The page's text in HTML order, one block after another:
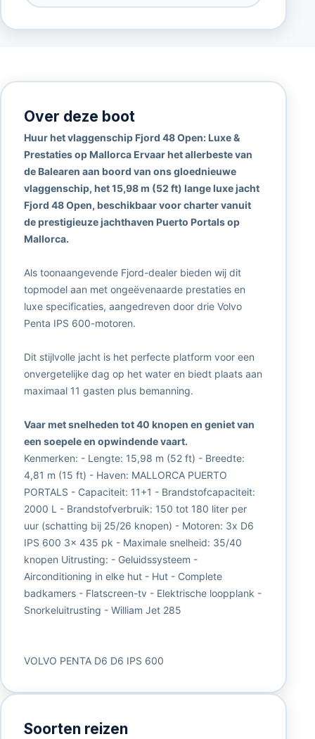
Over deze boot
Huur het vlaggenschip Fjord 48 Open: Luxe &
Prestaties op Mallorca Ervaar het allerbeste van
de Balearen aan boord van ons gloednieuwe
vlaggenschip, het 15,98 m (52 ft) lange luxe jacht
Fjord 48 Open, beschikbaar voor charter vanuit
de prestigieuze jachthaven Puerto Portals op
Mallorca.
Als toonaangevende Fjord-dealer bieden wij dit
topmodel aan met ongeëvenaarde prestaties en
luxe specificaties, aangedreven door drie Volvo
Penta IPS 600-motoren.
Dit stijlvolle jacht is het perfecte platform voor een
onvergetelijke dag op het water en biedt plaats aan
maximaal 11 gasten plus bemanning.
Vaar met snelheden tot 40 knopen en geniet van
een soepele en opwindende vaart.
Kenmerken: - Lengte: 15,98 m (52 ft) - Breedte:
4,81 m (15 ft) - Haven: MALLORCA PUERTO
PORTALS - Capaciteit: 11+1 - Brandstofcapaciteit:
2000 L - Brandstofverbruik: 150 tot 180 liter per
uur (schatting bij 25/26 knopen) - Motoren: 3x D6
IPS 600 3x 435 pk - Maximale snelheid: 35/40
knopen Uitrusting: - Geluidssysteem -
Airconditioning in elke hut - Hut - Complete
badkamers - Flatscreen-tv - Elektrische loopplank -
Snorkeluitrusting - William Jet 285
VOLVO PENTA D6 D6 IPS 600
Soorten reizen